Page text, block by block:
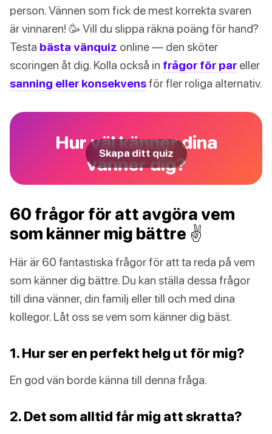
person. Vännen som fick de mest korrekta svaren
är vinnaren! 🥳 Vill du slippa räkna poäng för hand?
Testa bästa vänquiz online — den sköter
scoringen åt dig. Kolla också in frågor för par eller
sanning eller konsekvensför fler roliga alternativ.
Hur väl känner dina
vänner dig?
Skapa ditt quiz
60 frågor för att avgöra vem
som känner mig bättre ✌️
Här är 60 fantastiska frågor för att ta reda på vem
som känner dig bättre. Du kan ställa dessa frågor
till dina vänner, din familj eller till och med dina
kollegor. Låt oss se vem som känner dig bäst.
1. Hur ser en perfekt helg ut för mig?
En god vän borde känna till denna fråga.
2. Det som alltid får mig att skratta?